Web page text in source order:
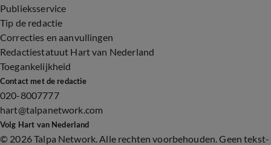
Publieksservice
Tip de redactie
Correcties en aanvullingen
Redactiestatuut Hart van Nederland
Toegankelijkheid
Contact met de redactie
020-8007777
hart@talpanetwork.com
Volg Hart van Nederland
© 2026 Talpa Network. Alle rechten voorbehouden. Geen tekst-